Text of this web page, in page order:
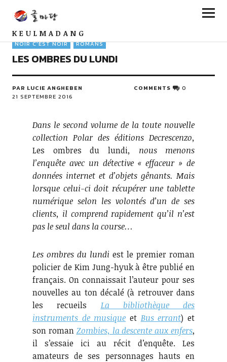
KEULMADANG
NOIR C'EST NOIR ROMANS
LES OMBRES DU LUNDI
PAR LUCIE ANGHEBEN
21 SEPTEMBRE 2016
COMMENTS 0
Dans le second volume de la toute nouvelle
collection Polar des éditions Decrescenzo,
Les ombres du lundi, nous menons
l’enquête avec un détective « effaceur » de
données internet et d’objets gênants. Mais
lorsque celui-ci doit récupérer une tablette
numérique selon les volontés d’un de ses
clients, il comprend rapidement qu’il n’est
pas le seul dans la course…
Les ombres du lundi est le premier roman
policier de Kim Jung-hyuk à être publié en
français. On connaissait l’auteur pour ses
nouvelles au ton décalé (à retrouver dans
les recueils La bibliothèque des
instruments de musique et Bus errant) et
son roman Zombies, la descente aux enfers,
il s’essaie ici au récit d’enquête. Les
amateurs de ses personnages hauts en